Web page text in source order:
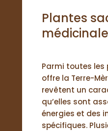
Plantes
Parmi toutes les
offre la Terre-
revêtent un
qu’elles sont
énergies et des
spécifiques.